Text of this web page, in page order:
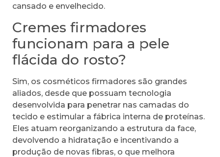
cansado e envelhecido.
Cremes firmadores
funcionam para a pele
flácida do rosto?
Sim, os cosméticos firmadores são grandes
aliados, desde que possuam tecnologia
desenvolvida para penetrar nas camadas do
tecido e estimular a fábrica interna de proteínas.
Eles atuam reorganizando a estrutura da face,
devolvendo a hidratação e incentivando a
produção de novas fibras, o que melhora